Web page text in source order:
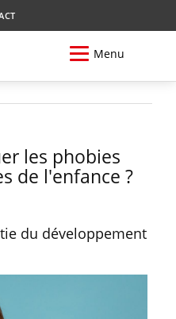
Menu
les phobies
de l'enfance ?
du développement